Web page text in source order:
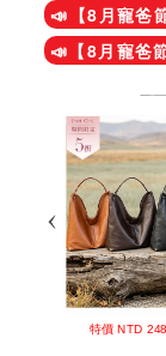
📣【8月寵爸
📣【8月寵爸